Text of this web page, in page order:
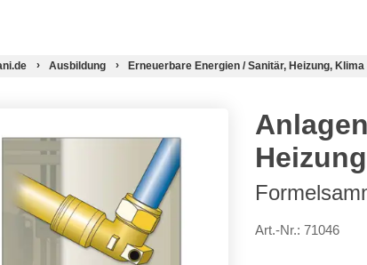
Ausbildung Erneuerbare Energien / Sanitär, Heizung, Klima
Art.-Nr.: 71046